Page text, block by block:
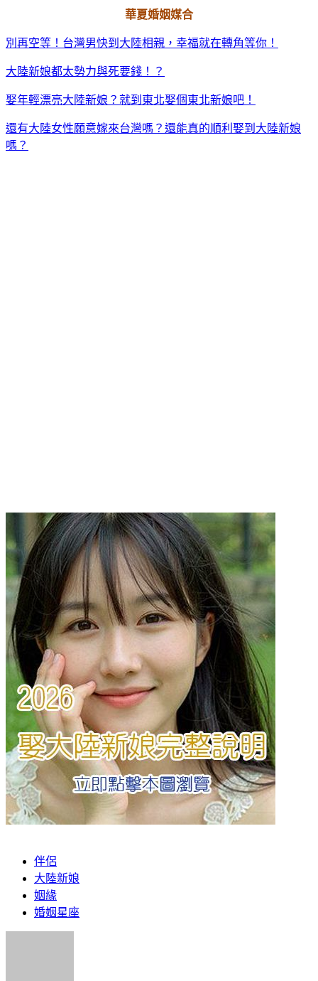
華夏婚姻媒合
別再空等！台灣男快到大陸相親，幸福就在轉角等你！
大陸新娘都太勢力與死要錢！？
娶年輕漂亮大陸新娘？就到東北娶個東北新娘吧！
還有大陸女性願意嫁來台灣嗎？還能真的順利娶到大陸新娘
嗎？
伴侶
大陸新娘
姻緣
婚姻星座